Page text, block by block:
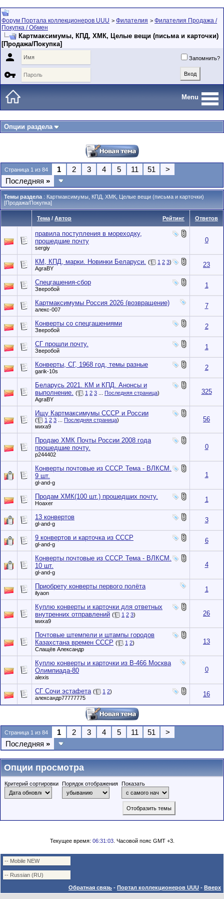
Форум Портала коллекционеров UUU > Филателия > Филателия Продажа /
Покупка / Обмен
Картмаксимумы, КПД, ХМК, Целые вещи (письма и карточки)
[Продажа/Покупка]
 Запомнить?

Menu
Опции раздела
Страница 1 из 84 1 2 3 4 5 11 51
>
Последняя »
Темы раздела : Картмаксимумы, КПД, ХМК, Целые вещи (письма и карточки)
[Продажа/Покупка]
Рейтинг
Тема / Автор Ответов
правила поступления в мореходку,
прошедшие почту
sergiy
0
КМ, КПД, марки. Новинки Беларуси. ( 1 2 3)
AgraBY
23
Спецгашения-сбор
Зверобой 1
Картмаксимумы Россия 2026 (возвращение)
алекс-007 7
Конверты со спецгашениями
Зверобой 2
СГ прошли почту.
Зверобой 1
Конверты, СГ, 1968 год, темы разные
garik-10s 2
Беларусь 2021. КМ и КПД. Анонсы и
выполнение. ( 1 2 3 Последняя страница)
AgraBY
325
Ищу Картмаксимумы СССР и России
( 1 2 3 Последняя страница)
миха9
56
Продаю ХМК Почты России 2008 года
прошедшие почту.
p244402
0
Конверты почтовые из СССР. Тема - ВЛКСМ.
9 шт.
gl-and-g
1
Продам ХМК(100 шт.) прошедших почту.
Hoaxer 1
13 конвертов
gl-and-g 3
9 конвертов и карточка из СССР
gl-and-g 6
Конверты почтовые из СССР. Тема - ВЛКСМ.
10 шт.
gl-and-g
4
Приобрету конверты первого полёта
ilyaon 1
Куплю конверты и карточки для ответных
внутренних отправлений ( 1 2 3)
миха9
26
Почтовые штемпели и штампы городов
Казахстана времен СССР ( 1 2)
Слащёв Александр
13
Куплю конверты и карточки из В-466 Москва
Олимпиада-80
alexis
0
СГ Сочи эстафета ( 1 2)
александр77777775
16
Страница 1 из 84 1 2 3 4 5 11 51
>
Последняя »
Опции просмотра
Критерий сортировки Порядок отображения Показать
Текущее время: 06:31:03. Часовой пояс GMT +3.
Обратная связь - Портал коллекционеров UUU - Вверх